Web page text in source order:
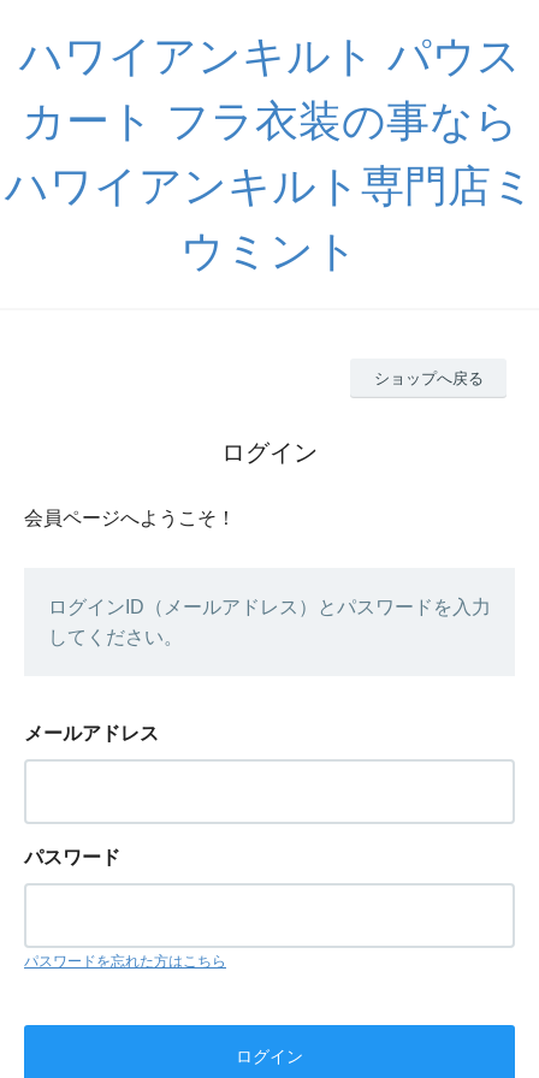
ハワイアンキルト パウス
カート フラ衣装の事なら
ハワイアンキルト専門店ミ
ウミント
ショップへ戻る
ログイン
会員ページへようこそ！
ログインID（メールアドレス）とパスワードを入力
してください。
メールアドレス
パスワード
パスワードを忘れた方はこちら